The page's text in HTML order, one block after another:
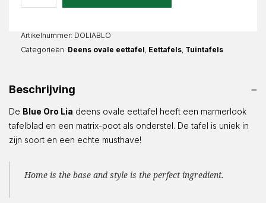
Lia
Ovaal
aantal
Artikelnummer: DOLIABLO
Categorieën: Deens ovale eettafel Eettafels Tuintafels
Beschrijving
De Blue Oro Lia deens ovale eettafel heeft een marmerlook
tafelblad en een matrix-poot als onderstel. De tafel is uniek in
zijn soort en een echte musthave!
Home is the base and style is the perfect ingredient.